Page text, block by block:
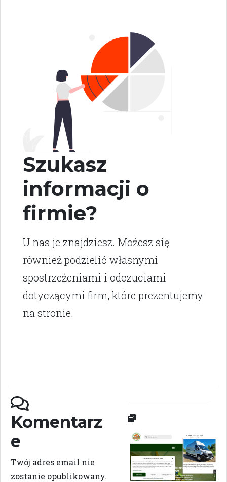
Szukasz
informacji o
firmie?
U nas je znajdziesz. Możesz się
również podzielić własnymi
spostrzeżeniami i odczuciami
dotyczącymi firm, które prezentujemy
na stronie.
Komentarz
e
Twój adres email nie
zostanie opublikowany.